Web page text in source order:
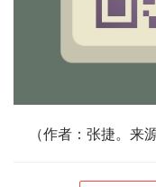
（作者：张捷。来